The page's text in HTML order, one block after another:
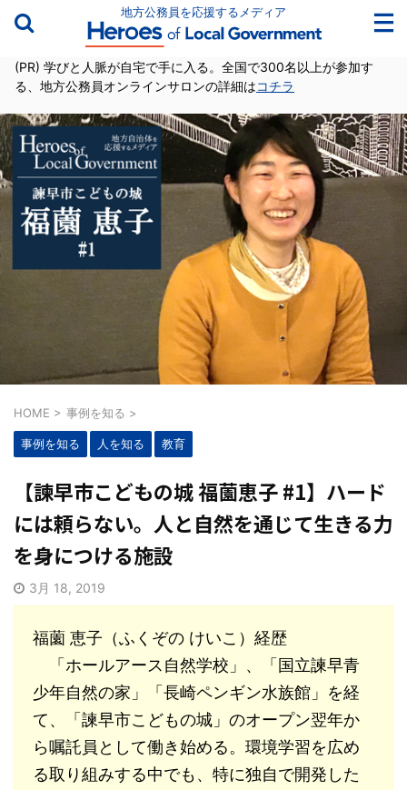
地方公務員を応援するメディア
(PR) 学びと人脈が自宅で手に入る。全国で300名以上が参加す
る、地方公務員オンラインサロンの詳細はコチラ
HOME > 事例を知る >
事例を知る 人を知る 教育
【諫早市こどもの城 福薗恵子 #1】ハード
には頼らない。人と自然を通じて生きる力
を身につける施設
3月 18, 2019
福薗 恵子（ふくぞの けいこ）経歴
「ホールアース自然学校」、「国立諫早青
少年自然の家」「長崎ペンギン水族館」を経
て、「諫早市こどもの城」のオープン翌年か
ら嘱託員として働き始める。環境学習を広め
る取り組みする中でも、特に独自で開発した